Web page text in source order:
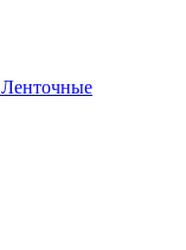
Ленточные